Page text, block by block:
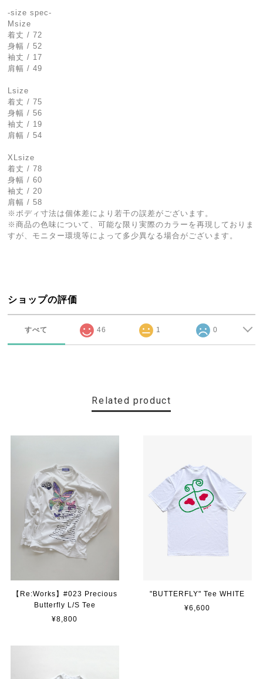
-size spec-
Msize
着丈 / 72
身幅 / 52
袖丈 / 17
肩幅 / 49
Lsize
着丈 / 75
身幅 / 56
袖丈 / 19
肩幅 / 54
XLsize
着丈 / 78
身幅 / 60
袖丈 / 20
肩幅 / 58
※ボディ寸法は個体差により若干の誤差がございます。
※商品の色味について、可能な限り実際のカラーを再現しておりま
すが、モニター環境等によって多少異なる場合がございます。
ショップの評価
すべて 46 1 0
Related product
【Re:Works】#023 Precious
Butterfly L/S Tee
¥8,800
"BUTTERFLY" Tee WHITE
¥6,600